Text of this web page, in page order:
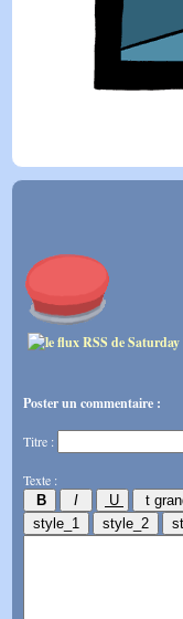
Poster un commentaire :
Titre :
Texte :